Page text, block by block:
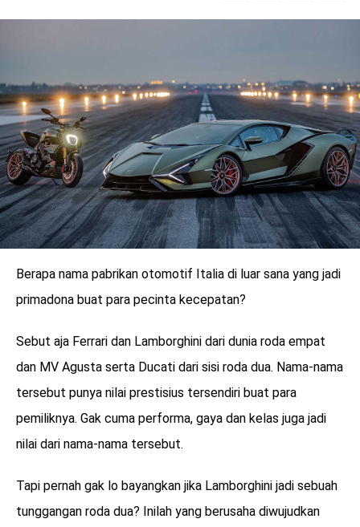
menarik
Berapa nama pabrikan otomotif Italia di luar sana yang jadi
primadona buat para pecinta kecepatan?
Sebut aja Ferrari dan Lamborghini dari dunia roda empat
dan MV Agusta serta Ducati dari sisi roda dua. Nama-nama
tersebut punya nilai prestisius tersendiri buat para
pemiliknya. Gak cuma performa, gaya dan kelas juga jadi
nilai dari nama-nama tersebut.
Tapi pernah gak lo bayangkan jika Lamborghini jadi sebuah
tunggangan roda dua? Inilah yang berusaha diwujudkan